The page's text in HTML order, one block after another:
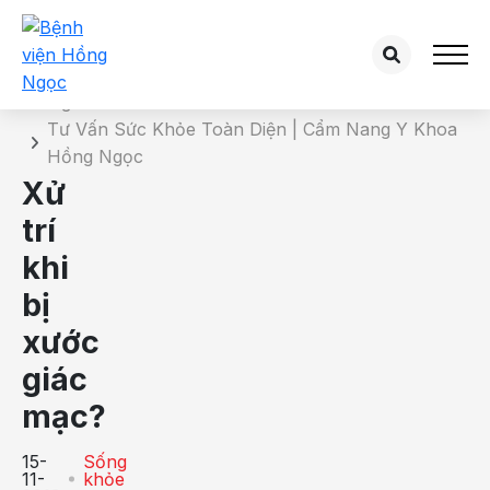
Chi tiết bài tư vấn
Tư Vấn Sức Khỏe Toàn Diện | Cẩm Nang Y Khoa
Hồng Ngọc
Xử
trí
khi
bị
xước
giác
mạc?
15-
11-
Sống
khỏe